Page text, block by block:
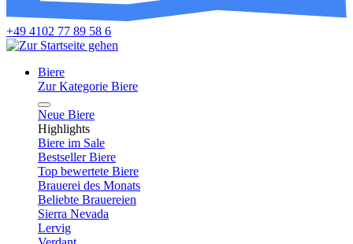
+49 4102 77 89 58 6
Biere
Zur Kategorie Biere
Neue Biere
Highlights
Biere im Sale
Bestseller Biere
Top bewertete Biere
Brauerei des Monats
Beliebte Brauereien
Sierra Nevada
Lervig